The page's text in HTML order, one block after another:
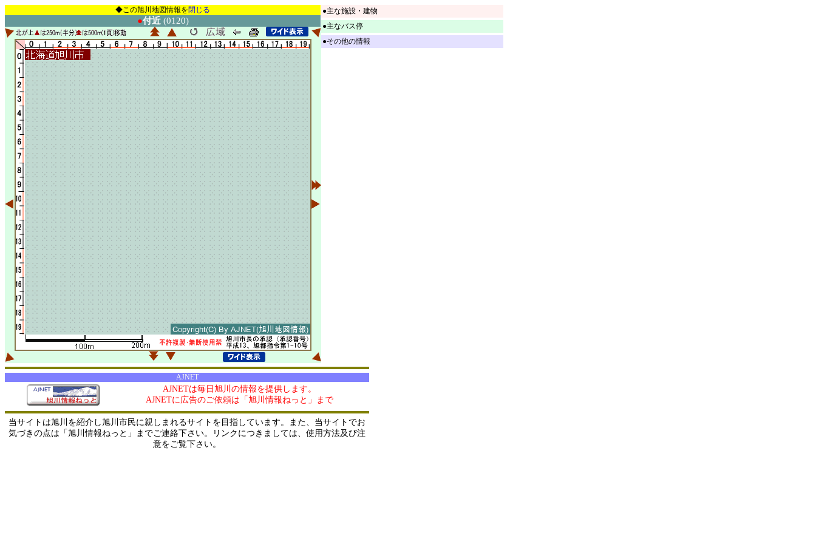
◆この旭川地図情報を閉じる
●付近(0120)
●主な施設・建物
●主なバス停
●その他の情報
AJNET
AJNETは毎日旭川の情報を提供します。
AJNETに広告のご依頼は「旭川情報ねっと」まで
当サイトは旭川を紹介し旭川市民に親しまれるサイトを目指しています。また、当サイトでお
気づきの点は「旭川情報ねっと」までご連絡下さい。リンクにつきましては、使用方法及び注
意をご覧下さい。